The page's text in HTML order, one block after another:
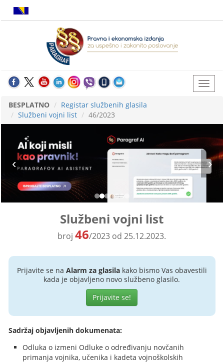
BESPLATNO
Registar službenih glasila
Službeni vojni list
46/2023
Službeni vojni list
broj46/2023 od 25.12.2023.
Prijavite se na Alarm za glasilakako bismo Vas obavestili
kada je objavljeno novo službeno glasilo.
Prijavite se!
Sadržaj objavljenih dokumenata:
Odluka o izmeni Odluke o određivanju novčanih
primanja vojnika, učenika i kadeta vojnoškolskih